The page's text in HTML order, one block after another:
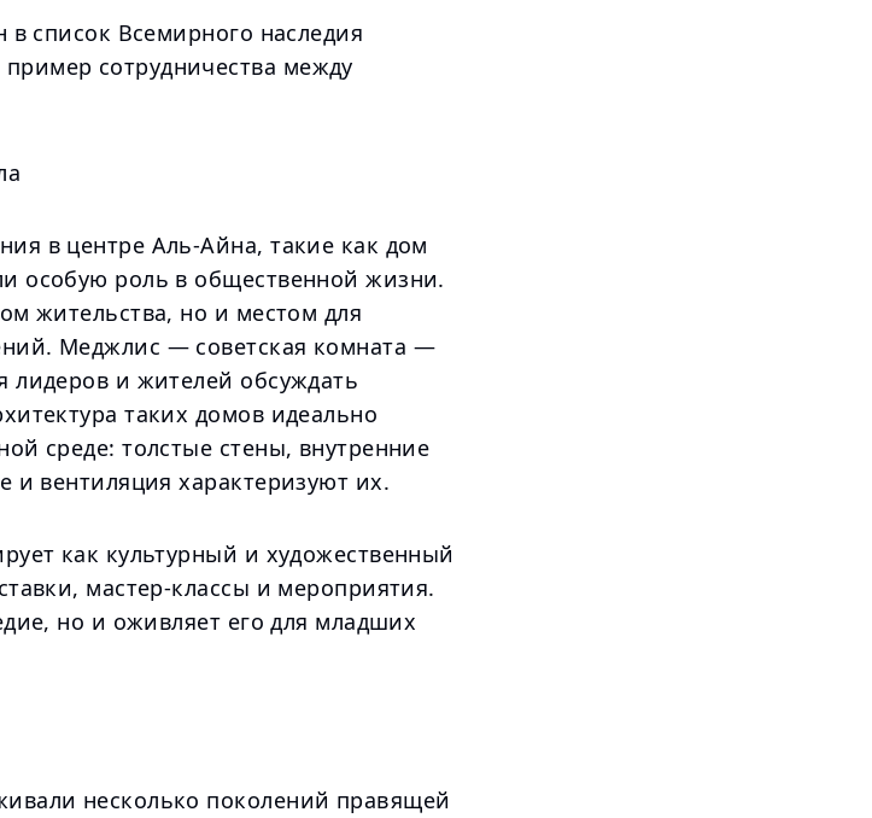
список Всемирного наследия
сотрудничества между
в центре Аль-Айна, такие как дом
особую роль в общественной жизни.
жительства, но и местом для
Меджлис — советская комната —
лидеров и жителей обсуждать
таких домов идеально
среде: толстые стены, внутренние
и вентиляция характеризуют их.
как культурный и художественный
мастер-классы и мероприятия.
но и оживляет его для младших
несколько поколений правящей